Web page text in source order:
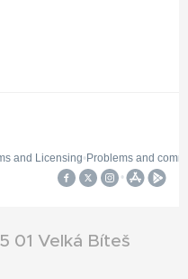
01 Velká Bíteš